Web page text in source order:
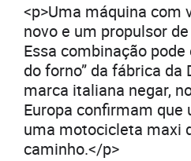
<p>Uma máquina com
novo e um propulsor
Essa combinação
do forno” da fábrica da
marca italiana negar,
Europa confirmam que
uma motocicleta maxi
caminho.</p>